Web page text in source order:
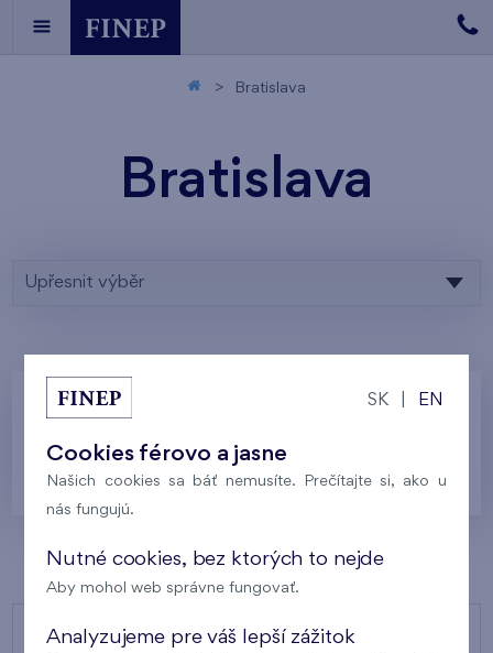
Bratislava
Bratislava
Upřesnit výběr
Zadaným parametrom nezodpovedá žiadny
výsledok, skúste ich prosím upraviť.
NAŠE PROJEKTY
SK EN
Cookies férovo a jasne
Našich cookies sa báť nemusíte. Prečítajte si, ako u
nás fungujú.
Nutné cookies, bez ktorých to nejde
Aby mohol web správne fungovať.
Analyzujeme pre váš lepší zážitok